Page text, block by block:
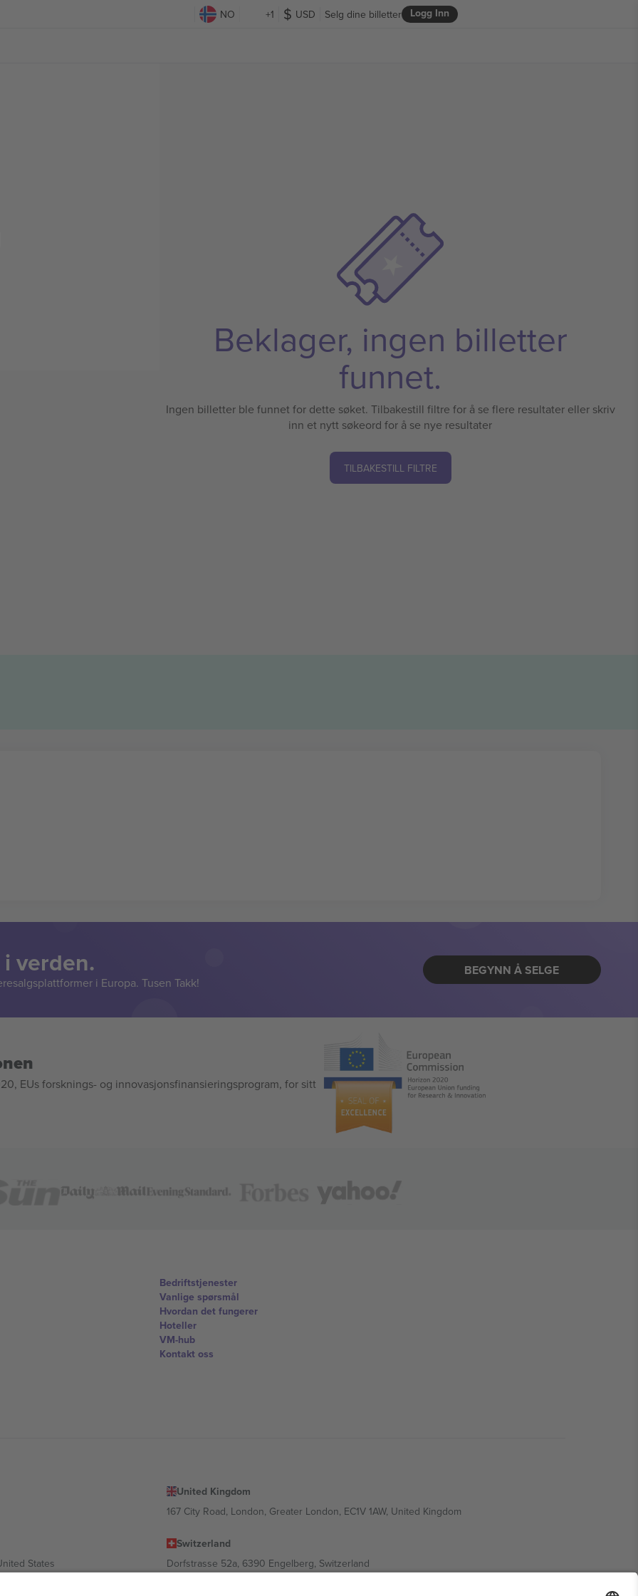
NO +1 USD Logg Inn
Selg dine billetter
Beklager, ingen billetter
funnet.
Ingen billetter ble funnet for dette søket. Tilbakestill filtre for å se flere resultater eller skriv
inn et nytt søkeord for å se nye resultater
TILBAKESTILL FILTRE
verden.
i Europa. Tusen Takk!
BEGYNN Å SELGE
EUs forsknings- og innovasjonsfinansieringsprogram, for sitt
Bedriftstjenester
Vanlige spørsmål
Hvordan det fungerer
Hoteller
VM-hub
Kontakt oss
United Kingdom
167 City Road, London, Greater London, EC1V 1AW, United Kingdom
States
Switzerland
Dorfstrasse 52a, 6390 Engelberg, Switzerland